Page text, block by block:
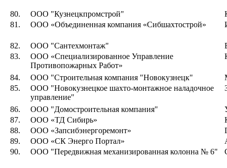
80. ООО "Кузнецкпромстрой"
81.
ООО «Объединенная компания «Сибшахтострой»
82. ООО "Сантехмонтаж"
83.
ООО «Специализированное Управление
Противопожарных Работ»
84. ООО "Строительная компания "Новокузнецк"
85.
ООО "Новокузнецкое шахто-монтажное наладочное
управление"
86. ООО "Домостроительная компания"
87.
ООО «ТД Сибирь»
88.
ООО «Запсибэнергоремонт»
89.
ООО «СК Энерго Портал»
90.
ООО "Передвижная механизированная колонна № 6"